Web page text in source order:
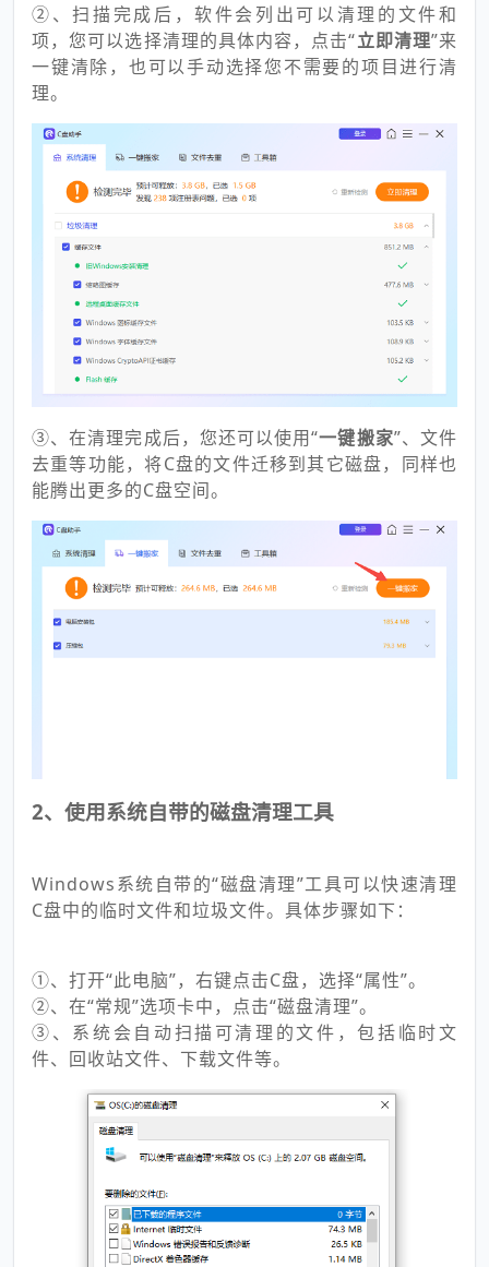
②、扫描完成后，软件会列出可以清理的文件和
项，您可以选择清理的具体内容，点击“立即清理”来
一键清除，也可以手动选择您不需要的项目进行清
理。
③、在清理完成后，您还可以使用“一键搬家”、文件
去重等功能，将C盘的文件迁移到其它磁盘，同样也
能腾出更多的C盘空间。
2、使用系统自带的磁盘清理工具
Windows系统自带的“磁盘清理”工具可以快速清理
C盘中的临时文件和垃圾文件。具体步骤如下：
①、打开“此电脑”，右键点击C盘，选择“属性”。
②、在“常规”选项卡中，点击“磁盘清理”。
③、系统会自动扫描可清理的文件，包括临时文
件、回收站文件、下载文件等。